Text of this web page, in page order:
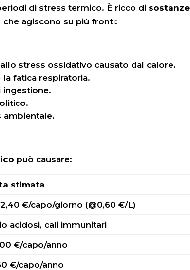
di stress termico. È ricco di sostanze
che agiscono su più fronti:
stress ossidativo causato dal calore.
fatica respiratoria.
ingestione.
ambientale.
può causare:
stimata
€/capo/giorno (@0,60 €/L)
acidosi, cali immunitari
€/capo/anno
€/capo/anno